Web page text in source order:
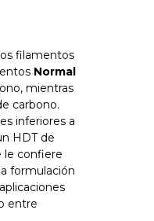
filamentos
Normal
mientras
carbono.
inferiores a
HDT de
le confiere
formulación
entre